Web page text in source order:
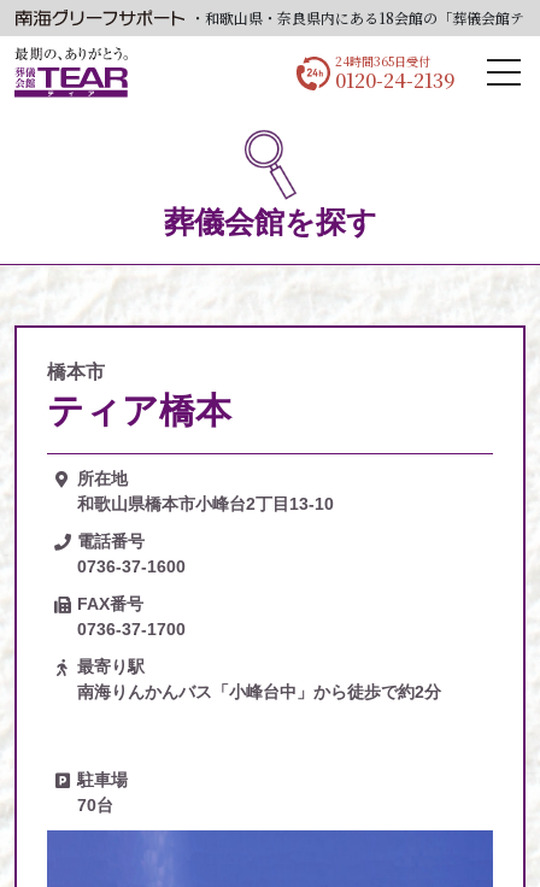
グループで、大阪府・和歌山県・奈良県内にある18会館の「葬儀会館ティア」
24時間365日受付
0120-24-2139
葬儀会館を探す
橋本市
ティア橋本
所在地
和歌山県橋本市小峰台2丁目13-10
電話番号
0736-37-1600
FAX番号
0736-37-1700
最寄り駅
南海りんかんバス「小峰台中」から徒歩で約2分
駐車場
70台